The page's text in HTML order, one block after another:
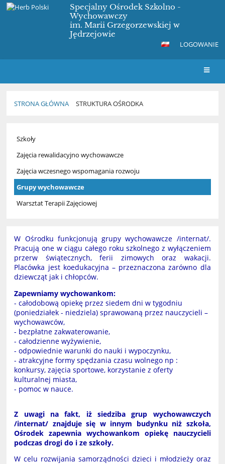
Specjalny Ośrodek Szkolno -
Wychowawczy
im. Marii Grzegorzewskiej w
Jędrzejowie
LOGOWANIE
STRONA GŁÓWNA STRUKTURA OŚRODKA
Ośrodka
Szkoły
Zajęcia rewalidacyjno wychowawcze
Zajęcia wczesnego wspomagania rozwoju
Grupy wychowawcze
Warsztat Terapii Zajęciowej
W Ośrodku funkcjonują grupy wychowawcze /internat/.
Pracują one w ciągu całego roku szkolnego z wyłączeniem
przerw świątecznych, ferii zimowych oraz wakacji.
Placówka jest koedukacyjna – przeznaczona zarówno dla
dziewcząt jak i chłopców.
Zapewniamy wychowankom:
- całodobową opiekę przez siedem dni w tygodniu
(poniedziałek - niedziela) sprawowaną przez nauczycieli –
wychowawców,
- bezpłatne zakwaterowanie,
- całodzienne wyżywienie,
- odpowiednie warunki do nauki i wypoczynku,
- atrakcyjne formy spędzania czasu wolnego np :
konkursy, zajęcia sportowe, korzystanie z oferty
kulturalnej miasta,
- pomoc w nauce.
Z uwagi na fakt, iż siedziba grup wychowawczych
/internat/ znajduje się w innym budynku niż szkoła,
Ośrodek zapewnia wychowankom opiekę nauczycieli
podczas drogi do i ze szkoły.
W celu rozwijania samorządności dzieci i młodzieży oraz